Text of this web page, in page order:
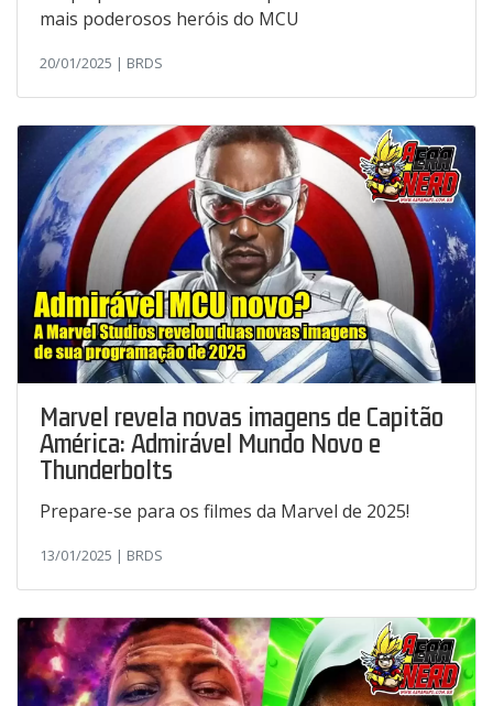
mais poderosos heróis do MCU
20/01/2025 | BRDS
Marvel revela novas imagens de Capitão
América: Admirável Mundo Novo e
Thunderbolts
Prepare-se para os filmes da Marvel de 2025!
13/01/2025 | BRDS